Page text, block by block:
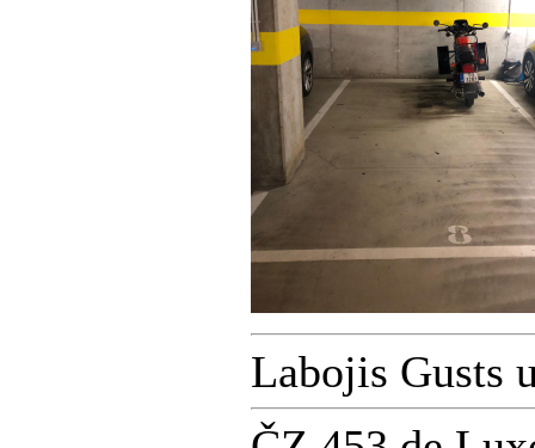
Labojis Gusts